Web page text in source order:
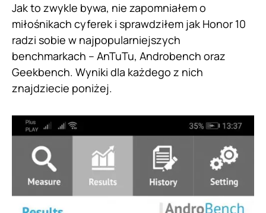
Jak to zwykle bywa, nie zapomniałem o
miłośnikach cyferek i sprawdziłem jak Honor 10
radzi sobie w najpopularniejszych
benchmarkach – AnTuTu, Androbench oraz
Geekbench. Wyniki dla każdego z nich
znajdziecie poniżej.